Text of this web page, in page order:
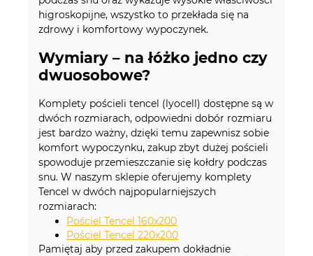
higroskopijne, wszystko to przekłada się na
zdrowy i komfortowy wypoczynek.
Wymiary – na łóżko jedno czy
dwuosobowe?
Komplety pościeli tencel (lyocell) dostępne są w
dwóch rozmiarach, odpowiedni dobór rozmiaru
jest bardzo ważny, dzięki temu zapewnisz sobie
komfort wypoczynku, zakup zbyt dużej pościeli
spowoduje przemieszczanie się kołdry podczas
snu. W naszym sklepie oferujemy komplety
Tencel w dwóch najpopularniejszych
rozmiarach:
Pościel Tencel 160x200
Pościel Tencel 220x200
Pamiętaj aby przed zakupem dokładnie